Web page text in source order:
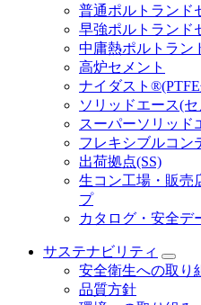
普通ポルトランド
早強ポルトランド
中庸熱ポルトラン
高炉セメント
ナイダスト
ソリッドエース(
スーパーソリッド
フレキシブルコン
出荷拠点(SS)
生コン工場・販売
プ
カタログ・安全デ
サステナビリティ
安全衛生への取り
品質方針